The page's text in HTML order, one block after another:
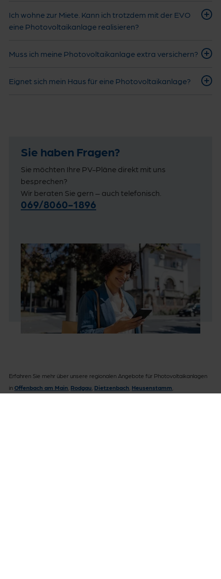
Ich wohne zur Miete. Kann ich trotzdem mit der EVO
eine Photovoltaikanlage realisieren?
Muss ich meine Photovoltaikanlage extra versichern?
Eignet sich mein Haus für eine Photovoltaikanlage?
Sie haben Fragen?
Sie möchten Ihre PV-Pläne direkt mit uns
besprechen?
Wir beraten Sie gern – auch telefonisch.
069/8060-1896
Erfahren Sie mehr über unsere regionalen Angebote für Photovoltaikanlagen
in Offenbach am Main Rodgau Dietzenbach Heusenstamm